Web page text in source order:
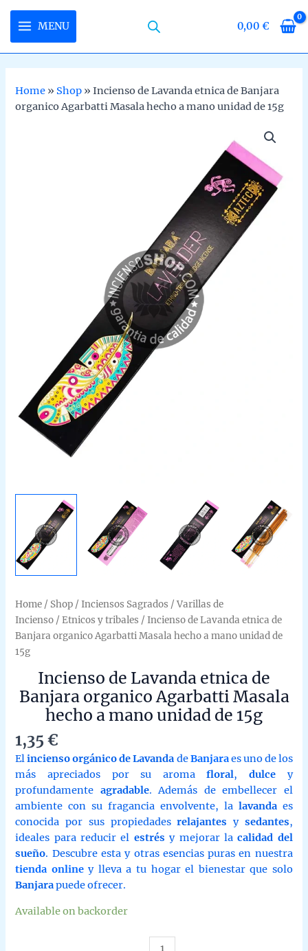
content
MENU 0,00€
Home » Shop »Incienso de Lavanda etnica de Banjara
organico Agarbatti Masala hecho a mano unidad de 15g
Home / Shop /Inciensos Sagrados /Varillas de
Incienso /Etnicos y tribales / Incienso de Lavanda etnica de
Banjara organico Agarbatti Masala hecho a mano unidad de
15g
Incienso de Lavanda etnica de
Banjara organico Agarbatti Masala
hecho a mano unidad de 15g
1,35€
Elincienso orgánico de Lavanda deBanjaraes uno de los
más apreciados por su aromafloral, dulcey
profundamente agradable. Además de embellecer el
ambiente con su fragancia envolvente, la lavandaes
conocida por sus propiedadesrelajantes y sedantes,
ideales para reducir el estrés y mejorar lacalidad del
sueño. Descubre esta y otras esencias puras en nuestra
tienda onliney lleva a tu hogar el bienestar que solo
Banjarapuede ofrecer.
Available on backorder
Incienso